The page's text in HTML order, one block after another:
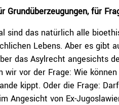
Grundüberzeugungen, für
sind das natürlich alle
Lebens. Aber es gibt
das Asylrecht angesichts
wir vor der Frage: Wie
kippt. Oder die Frage:
Angesicht von Ex-